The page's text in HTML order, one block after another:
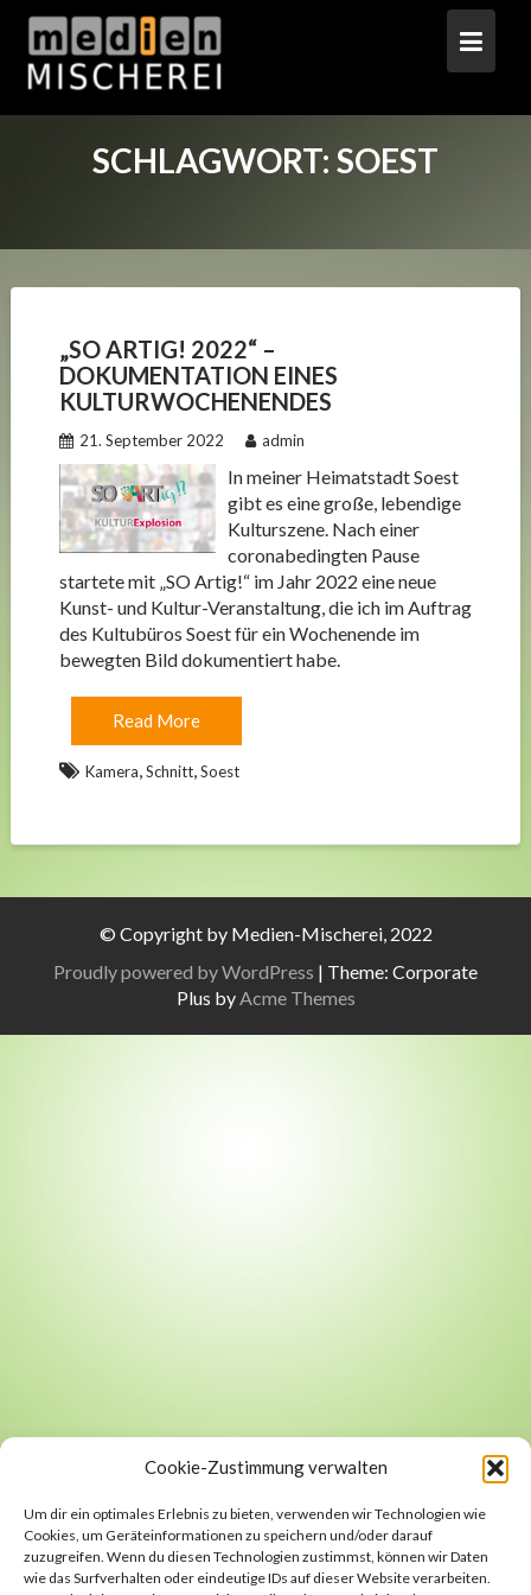
Cookie-Zustimmung verwalten
Um dir ein optimales Erlebnis zu bieten, verwenden wir Technologien wie
Cookies, um Geräteinformationen zu speichern und/oder darauf
zuzugreifen. Wenn du diesen Technologien zustimmst, können wir Daten
wie das Surfverhalten oder eindeutige IDs auf dieser Website verarbeiten.
Skip
content
SCHLAGWORT: SOEST
„SO ARTIG! 2022“ –
DOKUMENTATION EINES
KULTURWOCHENENDES
21. September 2022 admin
In meiner Heimatstadt Soest
gibt es eine große, lebendige
Kulturszene. Nach einer
coronabedingten Pause
startete mit „SO Artig!“ im Jahr 2022 eine neue
Kunst- und Kultur-Veranstaltung, die ich im Auftrag
des Kultubüros Soest für ein Wochenende im
bewegten Bild dokumentiert habe.
Read More
Kamera,Schnitt,Soest
© Copyright by Medien-Mischerei, 2022
Proudly powered by WordPress | Theme: Corporate
Plus byAcme Themes